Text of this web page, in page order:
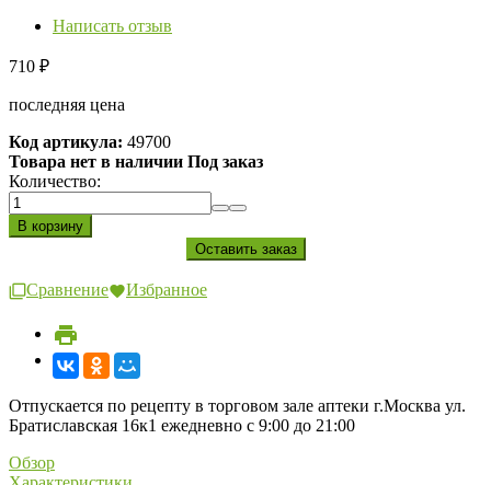
Написать отзыв
710 ₽
последняя цена
Код артикула: 49700
Товара нет в наличии Под заказ
Количество:
Сравнение Избранное
Отпускается по рецепту в торговом зале аптеки г.Москва ул.
Братиславская 16к1 ежедневно с 9:00 до 21:00
Обзор